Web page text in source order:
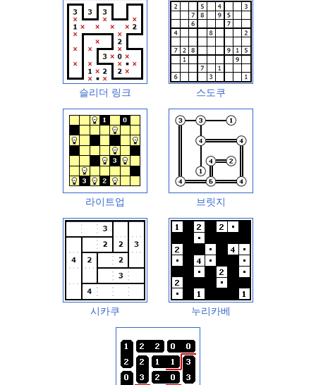
슬리더 링크 스도쿠
라이트업 브릿지
시카쿠 누리카베